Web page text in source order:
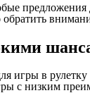
игры в
с низким